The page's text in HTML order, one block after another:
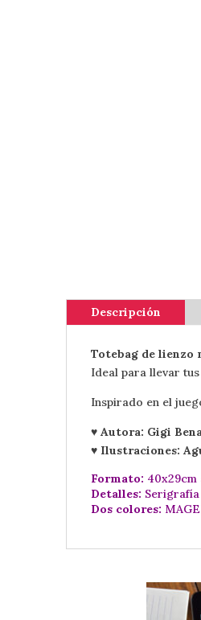
Descripción
Totebag de lienzo
Ideal para llevar
Inspirado en el
♥ Autora: Gigi
♥ Ilustraciones:
Formato: 40x29cm
Detalles:
Dos colores: